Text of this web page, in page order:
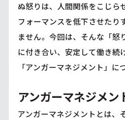
ぬ怒りは、人間関係をこじら
フォーマンスを低下させたり
ません。今回は、そんな「怒
に付き合い、安定して働き続
「アンガーマネジメント」に
アンガーマネジメン
アンガーマネジメントとは、